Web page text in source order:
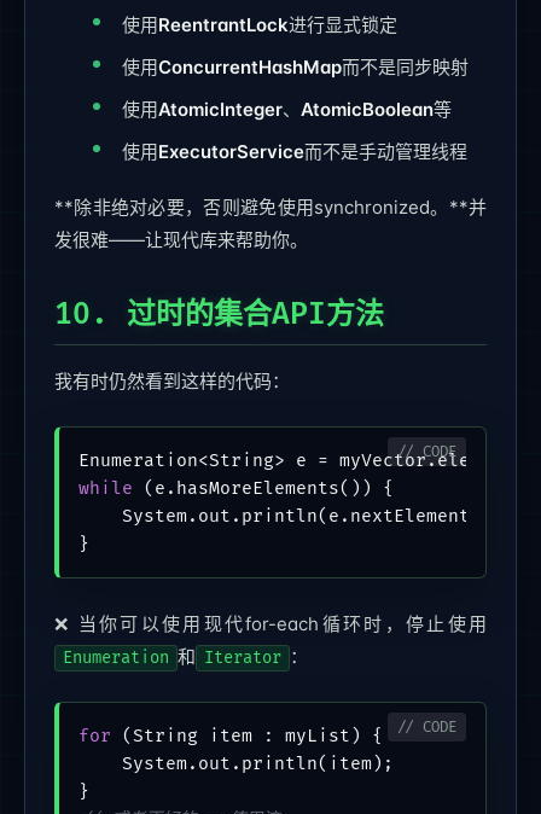
使用ReentrantLock进行显式锁定
使用ConcurrentHashMap而不是同步映射
使用AtomicInteger、 AtomicBoolean等
使用ExecutorService而不是手动管理线程
**除非绝对必要，否则避免使用synchronized。**并
发很难——让现代库来帮助你。
10. 过时的集合API方法
我有时仍然看到这样的代码：
while (e.hasMoreElements()) {
    System.out.println(e.nextElement());
❌ 当你可以使用现代for-each循环时，停止使用
Enumeration 和 Iterator ：
for (String item : myList) {
    System.out.println(item);